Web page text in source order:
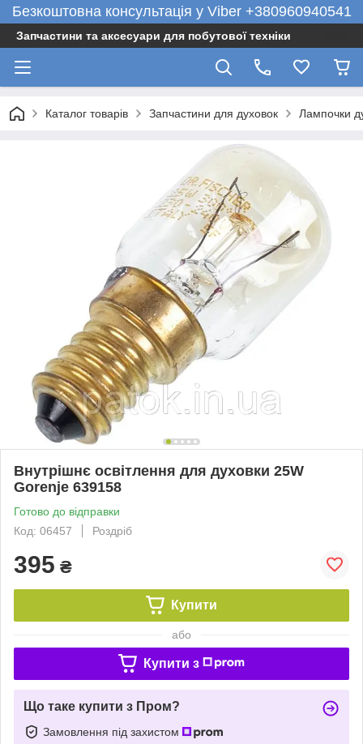
Безкоштовна консультація у Viber +380960940541
Запчастини та аксесуари для побутової техніки
Каталог товарів Запчастини для духовок Лампочки
Внутрішнє освітлення для духовки 25W
Gorenje 639158
Готово до відправки
Код: 06457
Роздріб
395 ₴
Купити
або
Купити з
Що таке купити з Пром?
Замовлення під захистом